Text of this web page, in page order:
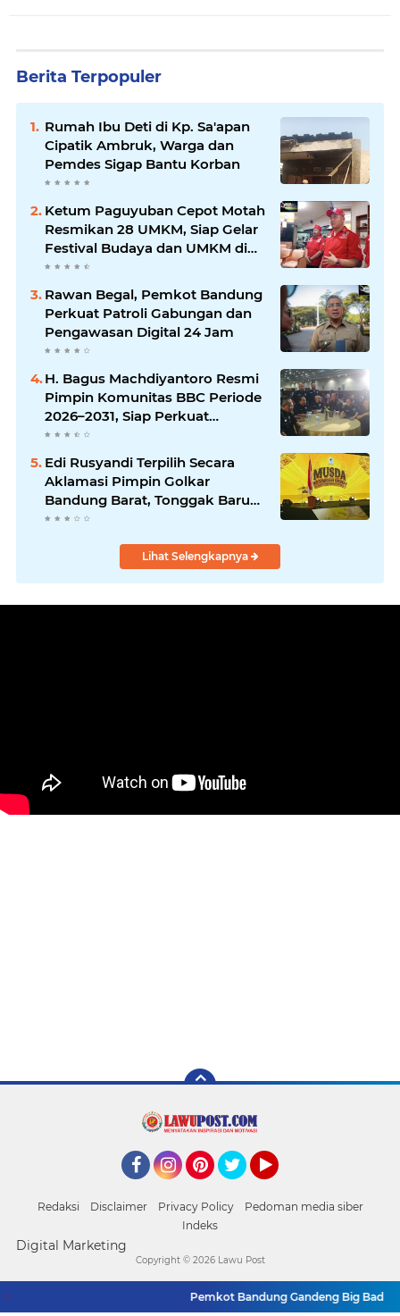
Berita Terpopuler
Rumah Ibu Deti di Kp. Sa'apan
Cipatik Ambruk, Warga dan
Pemdes Sigap Bantu Korban
Ketum Paguyuban Cepot Motah
Resmikan 28 UMKM, Siap Gelar
Festival Budaya dan UMKM di
Jalan Braga
Rawan Begal, Pemkot Bandung
Perkuat Patroli Gabungan dan
Pengawasan Digital 24 Jam
H. Bagus Machdiyantoro Resmi
Pimpin Komunitas BBC Periode
2026–2031, Siap Perkuat
Solidaritas dan Hadirkan
Program Nyata untuk
Masyarakat
Edi Rusyandi Terpilih Secara
Aklamasi Pimpin Golkar
Bandung Barat, Tonggak Baru
Kepemimpinan Harmonis
Lihat Selengkapnya
Redaksi Disclaimer Privacy Policy
Pedoman media siber
Indeks
Digital Marketing
Pemkot Bandung Gandeng Big Bad
Copyright © 2026 Lawu Post